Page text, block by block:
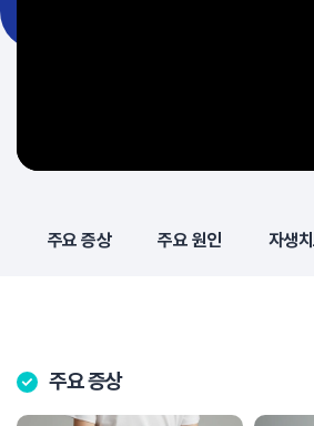
주요 증상 주요 원인 자생
주요 증상